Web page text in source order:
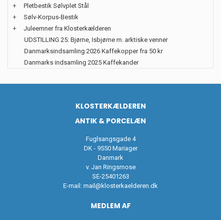
+
Pletbestik Sølvplet Stål
+
Sølv-Korpus-Bestik
+
Juleemner fra Klosterkælderen
UDSTILLING 25: Bjørne, Isbjørne m. arktiske venner
Danmarksindsamling 2026 Kaffekopper fra 50 kr
Danmarks indsamling 2025 Kaffekander
KLOSTERKÆLDEREN
ANTIK & PORCELÆN
Fuglsangsgade 4
DK - 9550 Mariager
Danmark
v. Jan Ringsmose
SE-25401263
E-mail: mail@klosterkaelderen.dk
MEDLEM AF